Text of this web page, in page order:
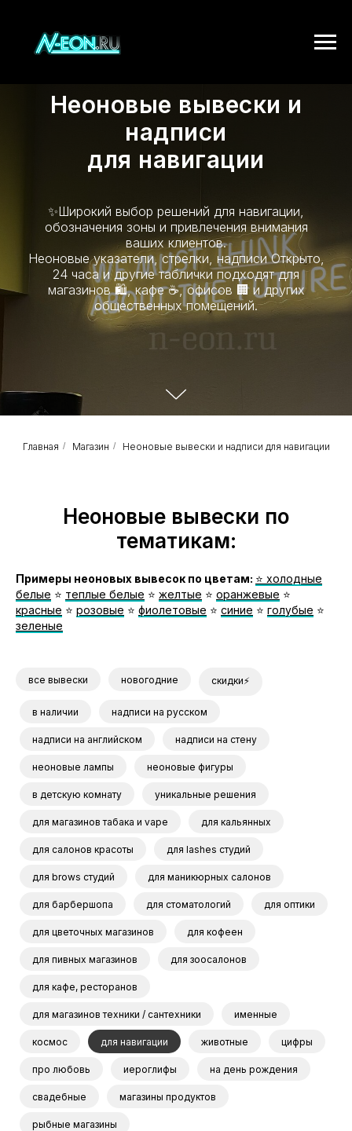
Неоновые вывески и
надписи
для навигации
✨Широкий выбор решений для навигации,
обозначения зоны и привлечения внимания
ваших клиентов.
Неоновые указатели, стрелки, надписи Открыто,
24 часа и другие таблички подходят для
магазинов 🛍️, кафе ☕, офисов 🏢 и других
общественных помещений.
Главная / Магазин / Неоновые вывески и надписи для навигации
Неоновые вывески по
тематикам:
Примеры неоновых вывесок по цветам: ⭐️ холодные
белые ⭐️ теплые белые ⭐️ желтые ⭐️ оранжевые ⭐️
красные ⭐️ розовые ⭐️ фиолетовые ⭐️ синие ⭐️ голубые ⭐️
зеленые
все вывески новогодние скидки⚡
в наличии надписи на русском
надписи на английском надписи на стену
неоновые лампы неоновые фигуры
в детскую комнату уникальные решения
для магазинов табака и vape для кальянных
для салонов красоты для lashes студий
для brows студий для маникюрных салонов
для барбершопа для стоматологий для оптики
для цветочных магазинов для кофеен
для пивных магазинов для зоосалонов
для кафе, ресторанов
для магазинов техники / сантехники именные
космос для навигации животные цифры
про любовь иероглифы на день рождения
свадебные магазины продуктов
рыбные магазины